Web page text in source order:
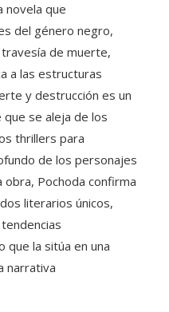
novela que
del género negro,
de muerte,
a las estructuras
y destrucción es un
se aleja de los
thrillers para
de los personajes
obra, Pochoda confirma
literarios únicos,
que la sitúa en una
narrativa